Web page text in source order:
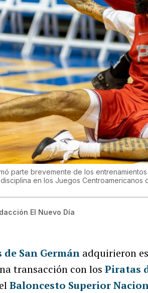
parte brevemente de los
en los Juegos Centroamericanos
El Nuevo Día
San Germán adquirieron
transacción con losPiratas
Baloncesto Superior